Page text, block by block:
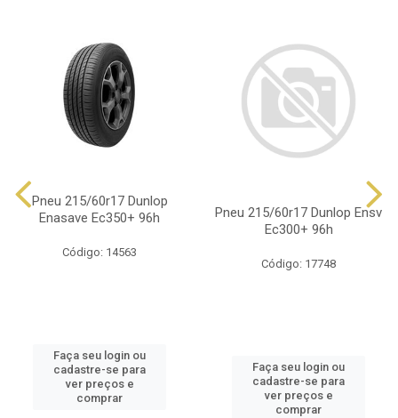
Pneu 215/60r17 Dunlop
Enasave Ec350+ 96h
Código: 14563
Faça seu login ou
cadastre-se para
ver preços e
comprar
Pneu 215/60r17 Dunlop Ensv
Ec300+ 96h
Código: 17748
Faça seu login ou
cadastre-se para
ver preços e
comprar